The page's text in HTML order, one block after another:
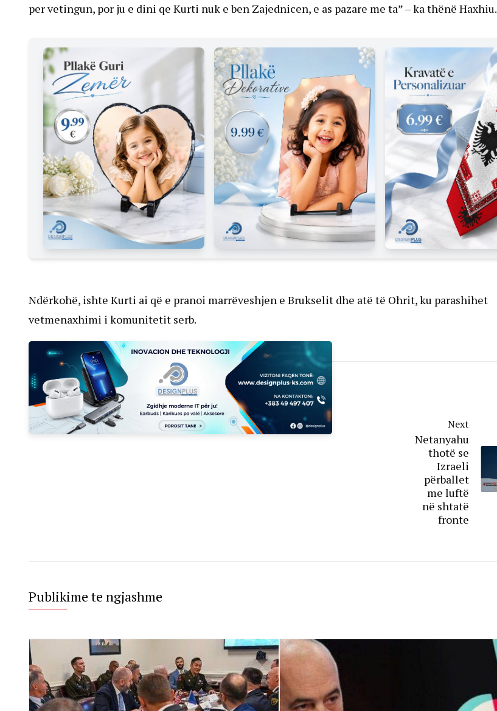
per vetingun, por ju e dini qe Kurti nuk e ben Zajednicen, e as pazare me ta” – ka thënë Haxhiu.
Ndërkohë, ishte Kurti ai që e pranoi marrëveshjen e Brukselit dhe atë të Ohrit, ku parashihet
vetmenaxhimi i komunitetit serb.
Next
Netanyahu
thotë se
Izraeli
përballet
me luftë
në shtatë
fronte
Publikime te ngjashme